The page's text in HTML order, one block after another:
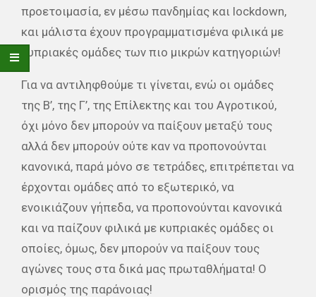
προετοιμασία, εν μέσω πανδημίας και lockdown,
και μάλιστα έχουν προγραμματισμένα φιλικά με
κυπριακές ομάδες των πιο μικρών κατηγοριών!
Για να αντιληφθούμε τι γίνεται, ενώ οι ομάδες
της Β’, της Γ’, της Επίλεκτης και του Αγροτικού,
όχι μόνο δεν μπορούν να παίξουν μεταξύ τους
αλλά δεν μπορούν ούτε καν να προπονούνται
κανονικά, παρά μόνο σε τετράδες, επιτρέπεται να
έρχονται ομάδες από το εξωτερικό, να
ενοικιάζουν γήπεδα, να προπονούνται κανονικά
και να παίζουν φιλικά με κυπριακές ομάδες οι
οποίες, όμως, δεν μπορούν να παίξουν τους
αγώνες τους στα δικά μας πρωταθλήματα! Ο
ορισμός της παράνοιας!